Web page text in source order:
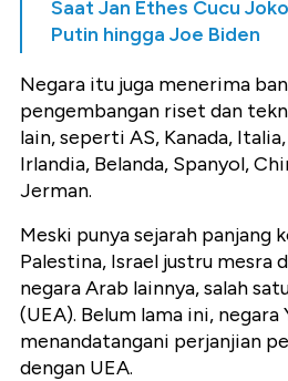
Saat Jan Ethes Cucu
Putin hingga Joe Biden
Negara itu juga menerima
pengembangan riset dan
lain, seperti AS, Kanada,
Irlandia, Belanda, Spanyol,
Jerman.
Meski punya sejarah panjang
Palestina, Israel justru mesra
negara Arab lainnya, salah
(UEA). Belum lama ini,
menandatangani perjanjian
dengan UEA.